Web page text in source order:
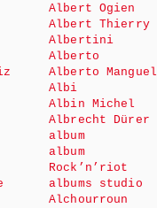
Albert Ogien
Albert Thierry
Albertini
Alberto
Alberto Manguel
Albi
Albin Michel
Albrecht Dürer
album
album
Rock’n’riot
albums studio
Alchourroun